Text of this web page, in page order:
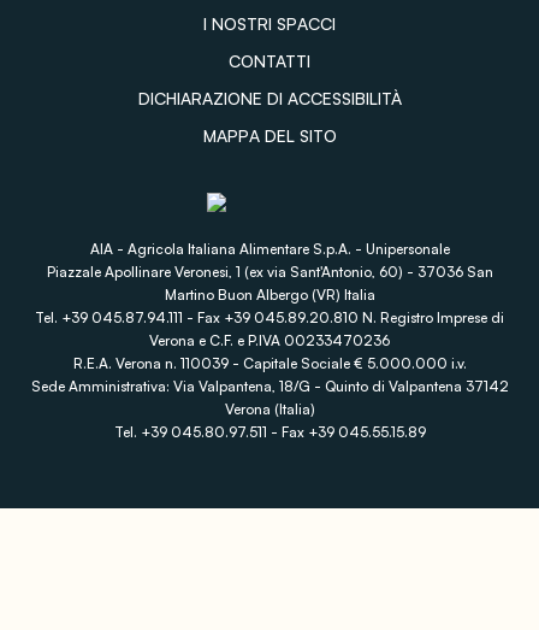
I NOSTRI SPACCI
CONTATTI
DICHIARAZIONE DI ACCESSIBILITÀ
MAPPA DEL SITO
AIA - Agricola Italiana Alimentare S.p.A. - Unipersonale
Piazzale Apollinare Veronesi, 1 (ex via Sant'Antonio, 60) - 37036 San
Martino Buon Albergo (VR) Italia
Tel. +39 045.87.94.111 - Fax +39 045.89.20.810 N. Registro Imprese di
Verona e C.F. e P.IVA 00233470236
R.E.A. Verona n. 110039 - Capitale Sociale € 5.000.000 i.v.
Sede Amministrativa: Via Valpantena, 18/G - Quinto di Valpantena 37142
Verona (Italia)
Tel. +39 045.80.97.511 - Fax +39 045.55.15.89